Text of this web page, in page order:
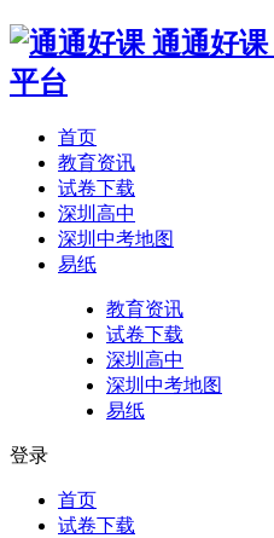
通通好课
平台
首页
教育资讯
试卷下载
深圳高中
深圳中考地图
易纸
教育资讯
试卷下载
深圳高中
深圳中考地图
易纸
登录
首页
试卷下载